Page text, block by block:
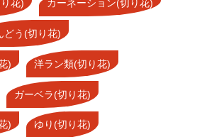
花) カーネーション(切り花)
どう(切り花)
) 洋ラン類(切り花)
ガーベラ(切り花)
) ゆり(切り花)